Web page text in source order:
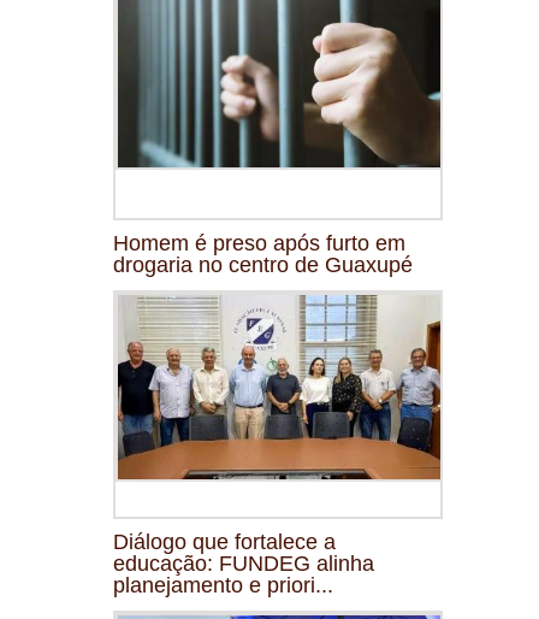
Homem é preso após furto em
drogaria no centro de Guaxupé
Diálogo que fortalece a
educação: FUNDEG alinha
planejamento e priori...